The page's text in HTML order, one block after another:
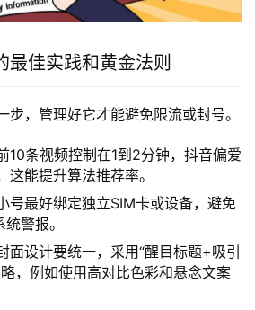
最佳实践和黄金法则
步，管理好它才能避免限流或封号。
10条视频控制在1到2分钟，抖音偏爱
这能提升算法推荐率。
号最好绑定独立SIM卡或设备，避免
警报。
面设计要统一，采用“醒目标题+吸引
，例如使用高对比色彩和悬念文案